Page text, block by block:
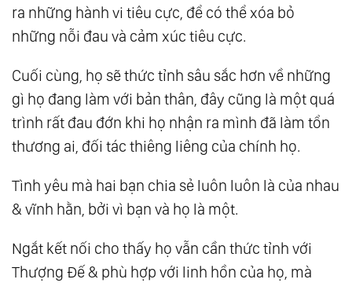
ra những hành vi tiêu cực, để có thể xóa bỏ
những nỗi đau và cảm xúc tiêu cực.
Cuối cùng, họ sẽ thức tỉnh sâu sắc hơn về những
gì họ đang làm với bản thân, đây cũng là một quá
trình rất đau đớn khi họ nhận ra mình đã làm tổn
thương ai, đối tác thiêng liêng của chính họ.
Tình yêu mà hai bạn chia sẻ luôn luôn là của nhau
& vĩnh hằn, bởi vì bạn và họ là một.
Ngắt kết nối cho thấy họ vẫn cần thức tỉnh với
Thượng Đế & phù hợp với linh hồn của họ, mà